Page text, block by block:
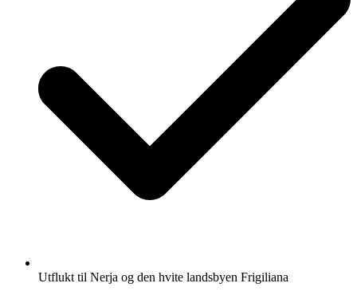
Utflukt til Nerja og den hvite landsbyen Frigiliana